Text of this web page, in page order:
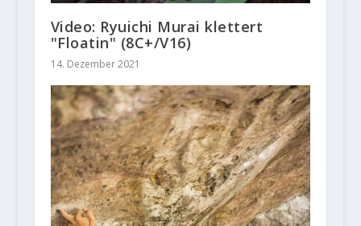
Video: Ryuichi Murai klettert
"Floatin" (8C+/V16)
14. Dezember 2021